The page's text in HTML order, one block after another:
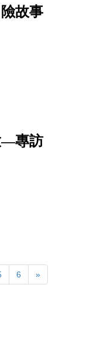
故事
—專訪
6 »